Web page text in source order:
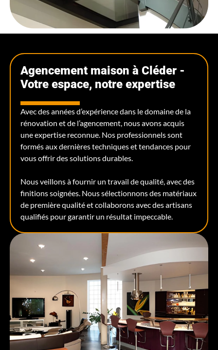
Agencement maison à Cléder -
Votre espace, notre expertise
Avec des années d’expérience dans le domaine de la
rénovation et de l’agencement, nous avons acquis
une expertise reconnue. Nos professionnels sont
formés aux dernières techniques et tendances pour
vous offrir des solutions durables.
Nous veillons à fournir un travail de qualité, avec des
finitions soignées. Nous sélectionnons des matériaux
de première qualité et collaborons avec des artisans
qualifiés pour garantir un résultat impeccable.